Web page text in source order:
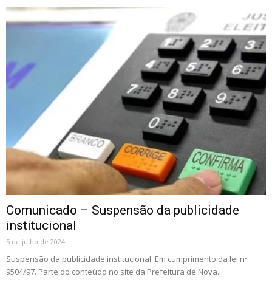
Comunicado – Suspensão da publicidade
institucional
5 de julho de 2024
Suspensão da publicidade institucional. Em cumprimento da lei nº
9504/97. Parte do conteúdo no site da Prefeitura de Nova...